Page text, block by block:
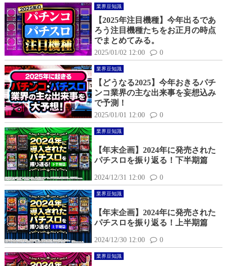
業界豆知識
【2025年注目機種】今年出るであ
ろう注目機種たちをお正月の時点
でまとめてみる。
2025/01/02 12:00 0
業界豆知識
【どうなる2025】今年おきるパチ
ンコ業界の主な出来事を妄想込み
で予測！
2025/01/01 12:00 0
業界豆知識
【年末企画】2024年に発売された
パチスロを振り返る！下半期篇
2024/12/31 12:00 0
業界豆知識
【年末企画】2024年に発売された
パチスロを振り返る！上半期篇
2024/12/30 12:00 0
業界豆知識